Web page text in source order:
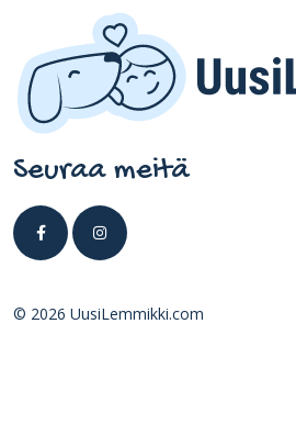
Seuraa meitä
© 2026 UusiLemmikki.com